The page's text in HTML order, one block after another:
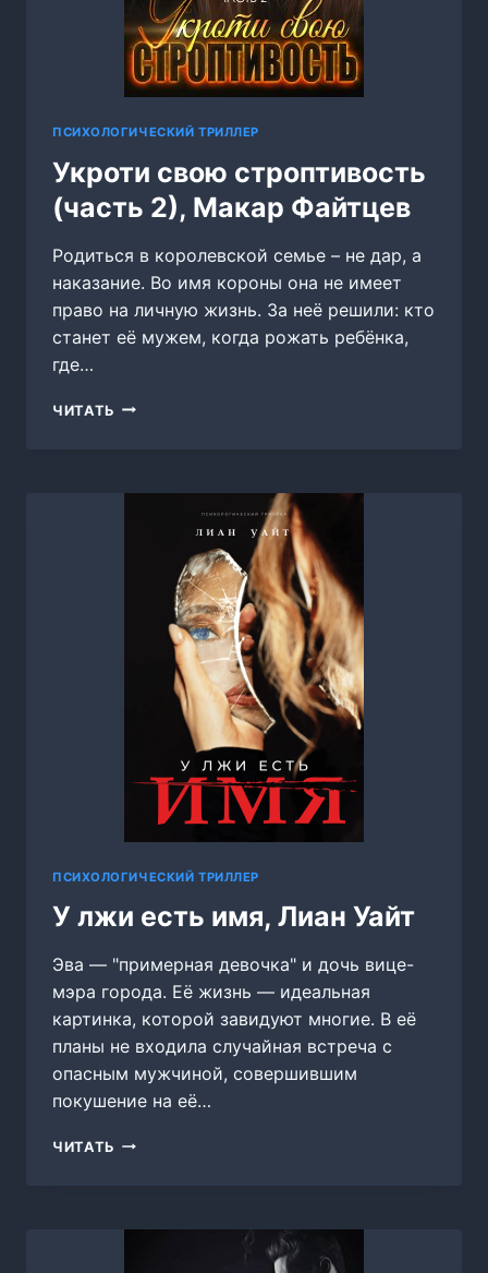
ПСИХОЛОГИЧЕСКИЙ ТРИЛЛЕР
Укроти свою строптивость
(часть 2), Макар Файтцев
Родиться в королевской семье – не дар, а
наказание. Во имя короны она не имеет
право на личную жизнь. За неё решили: кто
станет её мужем, когда рожать ребёнка,
где…
ЧИТАТЬ УКРОТИ
2),
ПСИХОЛОГИЧЕСКИЙ ТРИЛЛЕР
У лжи есть имя, Лиан Уайт
Эва — "примерная девочка" и дочь вице-
мэра города. Её жизнь — идеальная
картинка, которой завидуют многие. В её
планы не входила случайная встреча с
опасным мужчиной, совершившим
покушение на её…
ЧИТАТЬ У
ЛИАН